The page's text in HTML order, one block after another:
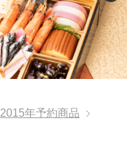
2015年予約商品